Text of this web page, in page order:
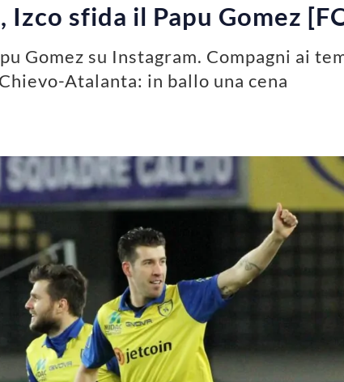
sfida il Papu Gomez
Gomez su Instagram. Compagni ai
Atalanta: in ballo una cena